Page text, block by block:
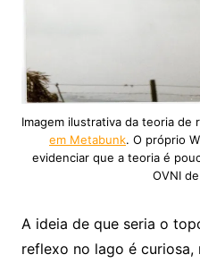
Imagem ilustrativa da teoria
em Metabunk. O próprio
evidenciar que a teoria é
OVNI
A ideia de que seria o
reflexo no lago é